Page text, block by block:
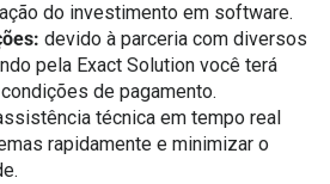
do investimento em software.
devido à parceria com diversos
pela Exact Solution você terá
de pagamento.
técnica em tempo real
rapidamente e minimizar o